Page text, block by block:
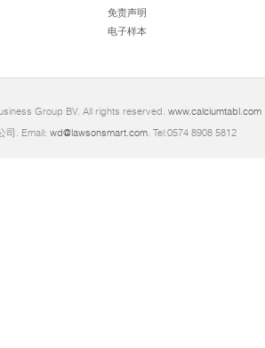
免责声明
电子样本
Group BV. All rights reserved. www.calciumtabl.com
司. Email: wd@lawsonsmart.com. Tel:0574 8908 5812